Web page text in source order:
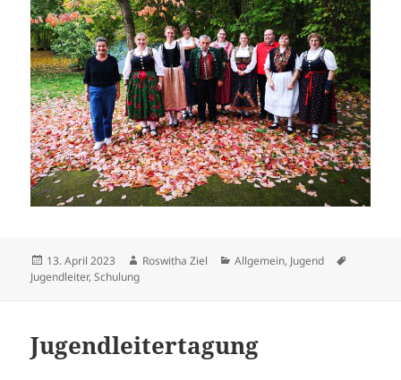
Veröffentlicht
am
13. April 2023 Autor
Roswitha Ziel Kategorien
Allgemein, Jugend
Jugendleiter,Schulung
Jugendleitertagung